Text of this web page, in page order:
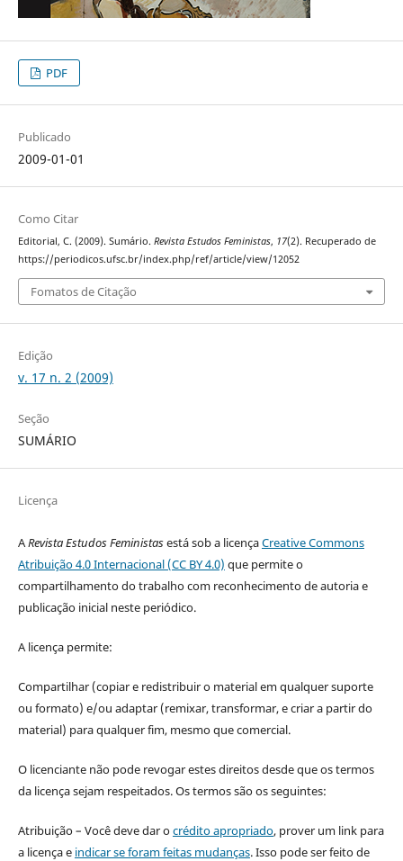
PDF
Publicado
2009-01-01
Como Citar
Editorial, C. (2009). Sumário. Revista Estudos Feministas, 17(2). Recuperado de
https://periodicos.ufsc.br/index.php/ref/article/view/12052
Fomatos de Citação
Edição
v. 17 n. 2 (2009)
Seção
SUMÁRIO
Licença
ARevista Estudos Feministasestá sob a licençaCreative Commons
Atribuição 4.0 Internacional (CC BY 4.0) que permite o
compartilhamento do trabalho com reconhecimento de autoria e
publicação inicial neste periódico.
A licença permite:
Compartilhar (copiar e redistribuir o material em qualquer suporte
ou formato) e/ou adaptar (remixar, transformar, e criar a partir do
material) para qualquer fim, mesmo que comercial.
O licenciante não pode revogar estes direitos desde que os termos
da licença sejam respeitados. Os termos são os seguintes:
Atribuição – Você deve dar ocrédito apropriado, prover um link para
a licença e indicar se foram feitas mudanças. Isso pode ser feito de